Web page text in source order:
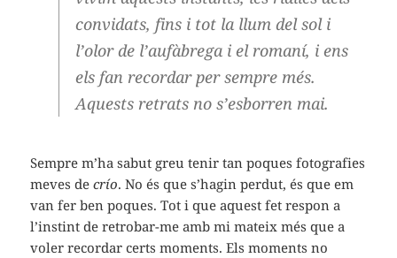
convidats, fins i tot la llum del sol i
l’olor de l’aufàbrega i el romaní, i ens
els fan recordar per sempre més.
Aquests retrats no s’esborren mai.
Sempre m’ha sabut greu tenir tan poques fotografies
meves decrío. No és que s’hagin perdut, és que em
van fer ben poques. Tot i que aquest fet respon a
l’instint de retrobar-me amb mi mateix més que a
voler recordar certs moments. Els moments no